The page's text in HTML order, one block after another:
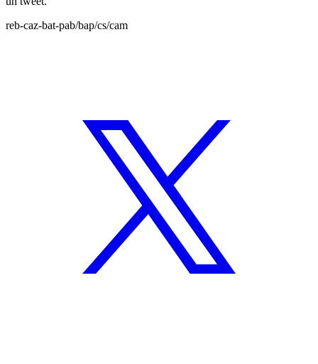
reb-caz-bat-pab/bap/cs/cam